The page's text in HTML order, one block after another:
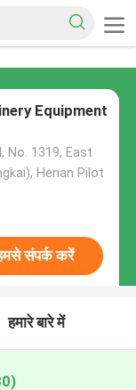
Equipment
No. 1319, East
Henan Pilot
संपर्क करें
हमारे बारे में